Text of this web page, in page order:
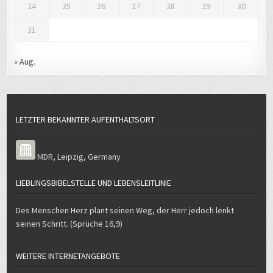
24 25 26 27 28 29 30
31
« Aug.
LETZTER BEKANNTER AUFENTHALTSORT
MDR,Leipzig,Germany
LIEBLINGSBIBELSTELLE UND LEBENSLEITLINIE
Des Menschen Herz plant seinen Weg, der Herr jedoch lenkt
seinen Schritt. (Sprüche 16,9)
WEITERE INTERNETANGEBOTE